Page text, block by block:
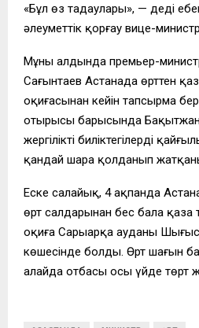
«Бұл өз таңдаулары», — деді
әлеуметтік қорғау вице-
Мұның алдында премьер-
Сағынтаев Астанада өрттен
оқиғасынан кейін тапсырма
отырысы барысында
жергілікті биліктегілердің
қандай шара қолданып
Еске салайық, 4 ақпанда
өрт салдарынан бес бала қаза
оқиға Сарыарқа ауданы
көшесінде болды. Өрт шағын
алайда отбасы осы үйде төрт